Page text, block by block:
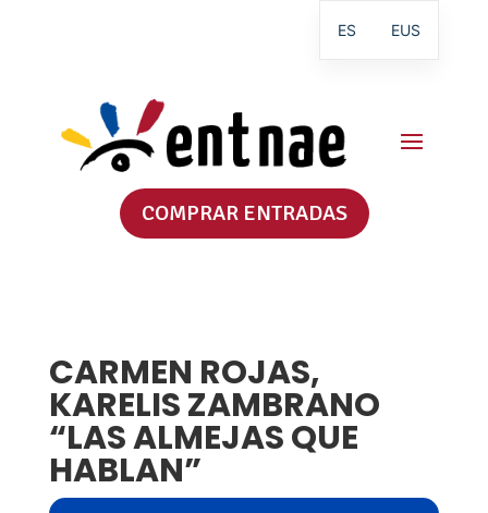
COMPRAR ENTRADAS
CARMEN ROJAS,
KARELIS ZAMBRANO
“LAS ALMEJAS QUE
HABLAN”
ES EUS